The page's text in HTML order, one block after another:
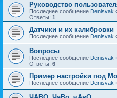
Руководство
Последнее сообщение Denisvak
Ответы: 1
Датчики и их калибровки
Последнее сообщение Denisvak
Вопросы
Последнее сообщение Denisvak
Ответы: 6
Пример настройки под
Последнее сообщение Denisvak